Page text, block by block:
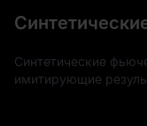
развивающиеся
секторов.
Синтетические
имитирующие
активом. Эти